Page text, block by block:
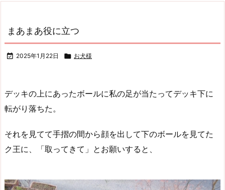
まあまあ役に立つ
 2025年1月22日  お犬様
デッキの上にあったボールに私の足が当たってデッキ下に
転がり落ちた。
それを見てて手摺の間から顔を出して下のボールを見てた
ク王に、「取ってきて」とお願いすると、